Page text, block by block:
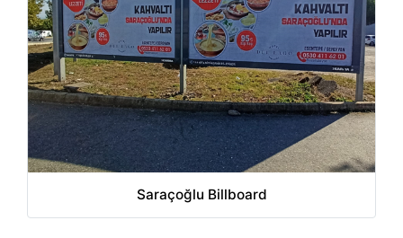
Saraçoğlu Billboard